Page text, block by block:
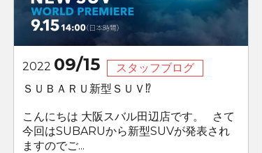
2022 09/15
スタッフブログ
ＳＵＢＡＲＵ新型ＳＵＶ⁉
こんにちは 大阪スバル田辺店です。 さて
今回はSUBARUから新型SUVが発表され
ますのでご...